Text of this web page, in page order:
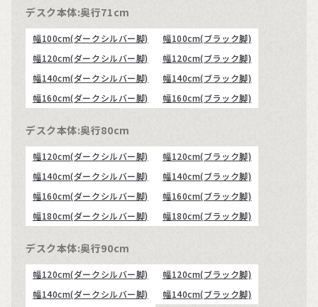
デスク本体:奥行71cm
幅100cm(ダークシルバー脚)
幅100cm(ブラック脚)
幅120cm(ダークシルバー脚)
幅120cm(ブラック脚)
幅140cm(ダークシルバー脚)
幅140cm(ブラック脚)
幅160cm(ダークシルバー脚)
幅160cm(ブラック脚)
デスク本体:奥行80cm
幅120cm(ダークシルバー脚)
幅120cm(ブラック脚)
幅140cm(ダークシルバー脚)
幅140cm(ブラック脚)
幅160cm(ダークシルバー脚)
幅160cm(ブラック脚)
幅180cm(ダークシルバー脚)
幅180cm(ブラック脚)
デスク本体:奥行90cm
幅120cm(ダークシルバー脚)
幅120cm(ブラック脚)
幅140cm(ダークシルバー脚)
幅140cm(ブラック脚)